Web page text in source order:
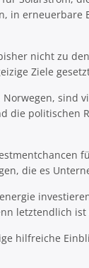
in
nicht zu
Ziele
die
die es
letztendlich
hilfreiche